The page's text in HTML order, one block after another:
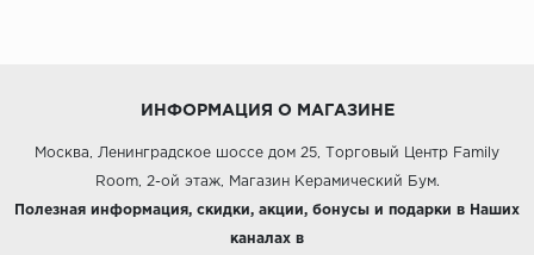
ИНФОРМАЦИЯ О МАГАЗИНЕ
Москва, Ленинградское шоссе дом 25, Торговый Центр Family
Room, 2-ой этаж, Магазин Керамический Бум.
Полезная информация, скидки, акции, бонусы и подарки в Наших
каналах в